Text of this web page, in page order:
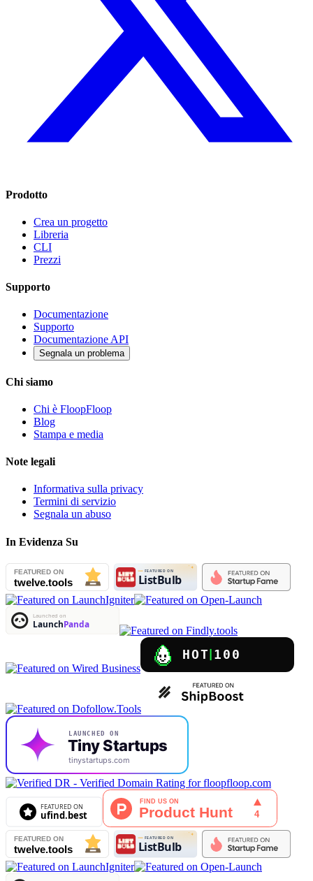
Prodotto
Crea un progetto
Libreria
CLI
Prezzi
Supporto
Documentazione
Supporto
Documentazione API
Segnala un problema
Chi siamo
Chi è FloopFloop
Blog
Stampa e media
Note legali
Informativa sulla privacy
Termini di servizio
Segnala un abuso
In Evidenza Su